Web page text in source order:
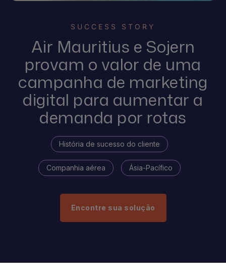
SUCCESS STORY
Air Mauritius e Sojern
provam o valor de uma
campanha de marketing
digital para aumentar a
demanda por rotas
História de sucesso do cliente
Companhia aérea Ásia-Pacífico
Encontre sua solução